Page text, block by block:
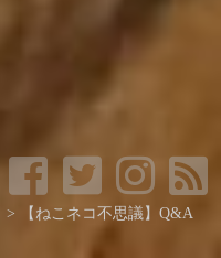
>
【ねこネコ不思議】Q&A